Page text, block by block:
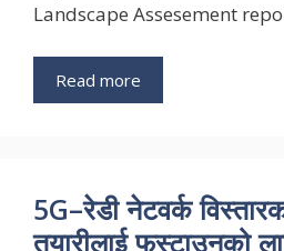
Landscape Assesement
Read more
5G–रेडी नेटवर्क
तयारीलाई फस्टाउनको